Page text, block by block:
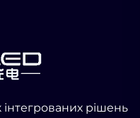
рішень